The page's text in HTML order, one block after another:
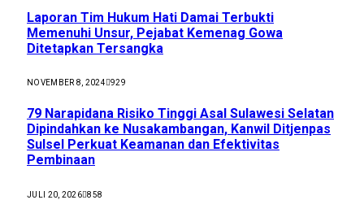
Laporan Tim Hukum Hati Damai Terbukti
Memenuhi Unsur, Pejabat Kemenag Gowa
Ditetapkan Tersangka
NOVEMBER 8, 2024 929
79 Narapidana Risiko Tinggi Asal Sulawesi Selatan
Dipindahkan ke Nusakambangan, Kanwil Ditjenpas
Sulsel Perkuat Keamanan dan Efektivitas
Pembinaan
JULI 20, 2026 858